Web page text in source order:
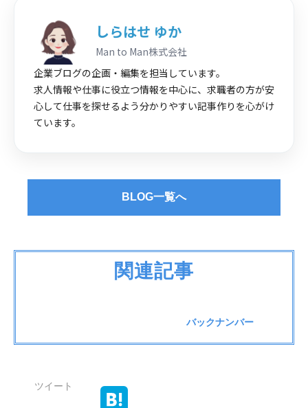
しらはせ ゆか
Man to Man株式会社
企業ブログの企画・編集を担当しています。
求人情報や仕事に役立つ情報を中心に、求職者の方が安
心して仕事を探せるよう分かりやすい記事作りを心がけ
ています。
BLOG一覧へ
関連記事
バックナンバー
ツイート